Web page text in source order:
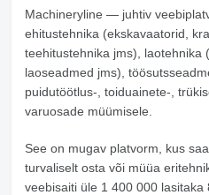
Machineryline — juhtiv
ehitustehnika (ekskavaatorid,
teehitustehnika jms), laotehnika
laoseadmed jms),
puidutöötlus-, toiduainete-,
varuosade müümisele.
See on mugav platvorm, kus
turvaliselt osta või müüa
veebisaiti üle 1 400 000 lasitaka